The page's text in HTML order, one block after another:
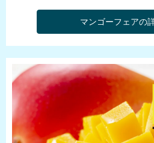
マンゴーフェアの